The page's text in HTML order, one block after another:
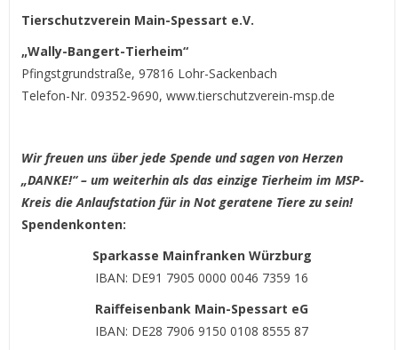
Tierschutzverein Main-Spessart e.V.
„Wally-Bangert-Tierheim“
Pfingstgrundstraße, 97816 Lohr-Sackenbach
Telefon-Nr. 09352-9690, www.tierschutzverein-msp.de
Wir freuen uns über jede Spende und sagen von Herzen
„DANKE!“ – um weiterhin als das einzige Tierheim im MSP-
Kreis die Anlaufstation für in Not geratene Tiere zu sein!
Spendenkonten:
Sparkasse Mainfranken Würzburg
IBAN: DE91 7905 0000 0046 7359 16
Raiffeisenbank Main-Spessart eG
IBAN: DE28 7906 9150 0108 8555 87